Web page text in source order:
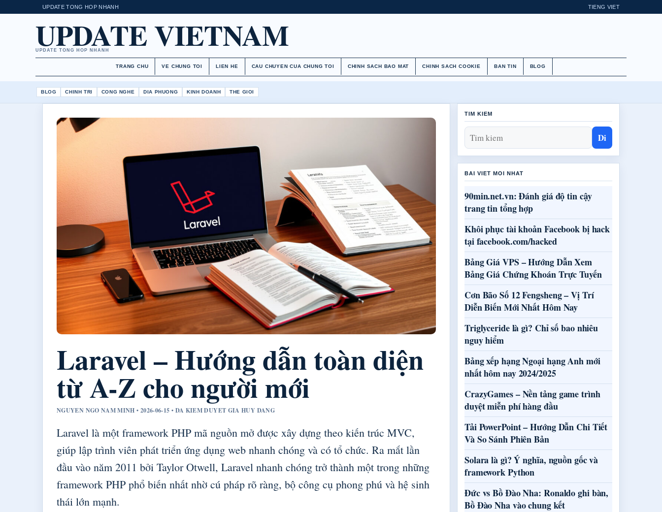
UPDATE TONG HOP NHANH TIENG VIET
UPDATE VIETNAM
UPDATE TONG HOP NHANH
TRANG CHU VE CHUNG TOI LIEN HE CAU CHUYEN CUA CHUNG TOI CHINH SACH BAO MAT CHINH SACH COOKIE BAN TIN BLOG
BLOG CHINH TRI CONG NGHE DIA PHUONG KINH DOANH THE GIOI
Laravel – Hướng dẫn toàn diện
từ A-Z cho người mới
NGUYEN NGO NAM MINH • 2026-06-15 • DA KIEM DUYET GIA HUY DANG
Laravel là một framework PHP mã nguồn mở được xây dựng theo kiến trúc MVC,
giúp lập trình viên phát triển ứng dụng web nhanh chóng và có tổ chức. Ra mắt lần
đầu vào năm 2011 bởi Taylor Otwell, Laravel nhanh chóng trở thành một trong những
framework PHP phổ biến nhất nhờ cú pháp rõ ràng, bộ công cụ phong phú và hệ sinh
thái lớn mạnh.
TIM KIEM
Di
BAI VIET MOI NHAT
90min.net.vn: Đánh giá độ tin cậy
trang tin tổng hợp
Khôi phục tài khoản Facebook bị hack
tại facebook.com/hacked
Bảng Giá VPS – Hướng Dẫn Xem
Bảng Giá Chứng Khoán Trực Tuyến
Cơn Bão Số 12 Fengsheng – Vị Trí
Diễn Biến Mới Nhất Hôm Nay
Triglyceride là gì? Chỉ số bao nhiêu
nguy hiểm
Bảng xếp hạng Ngoại hạng Anh mới
nhất hôm nay 2024/2025
CrazyGames – Nền tảng game trình
duyệt miễn phí hàng đầu
Tải PowerPoint – Hướng Dẫn Chi Tiết
Và So Sánh Phiên Bản
Solara là gì? Ý nghĩa, nguồn gốc và
framework Python
Đức vs Bồ Đào Nha: Ronaldo ghi bàn,
Bồ Đào Nha vào chung kết